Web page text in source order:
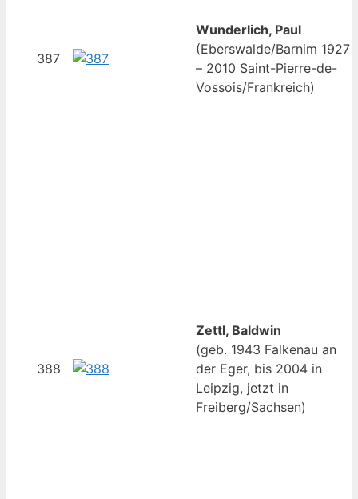
387
Wunderlich, Paul
(Eberswalde/Barnim 1927
– 2010 Saint-Pierre-de-
Vossois/Frankreich)
388
Zettl, Baldwin
(geb. 1943 Falkenau an
der Eger, bis 2004 in
Leipzig, jetzt in
Freiberg/Sachsen)